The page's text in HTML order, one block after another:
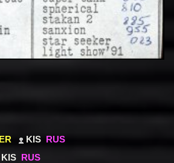
KIS RUS
KIS RUS